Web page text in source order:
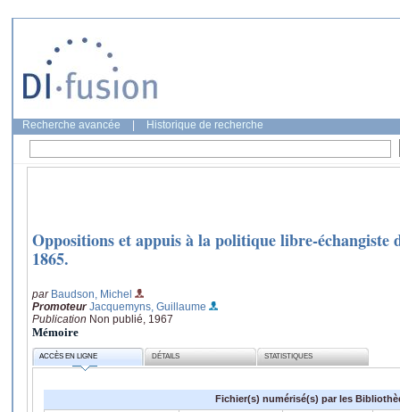
Recherche avancée Historique de recherche
Oppositions et appuis à la politique libre-échangiste
1865.
par Baudson, Michel
Promoteur Jacquemyns, Guillaume
Publication Non publié, 1967
Mémoire
ACCÈS EN LIGNE DÉTAILS STATISTIQUES
Fichier(s) numérisé(s) par les